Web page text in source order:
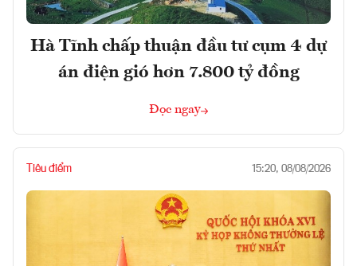
Hà Tĩnh chấp thuận đầu tư cụm 4 dự
án điện gió hơn 7.800 tỷ đồng
Đọc ngay
Tiêu điểm 15:20, 08/08/2026